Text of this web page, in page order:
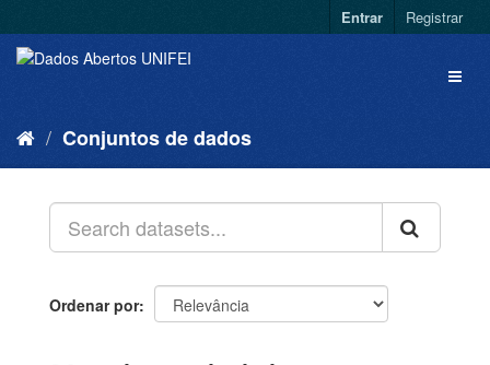
Entrar Registrar
Conjuntos de dados
Ordenar por